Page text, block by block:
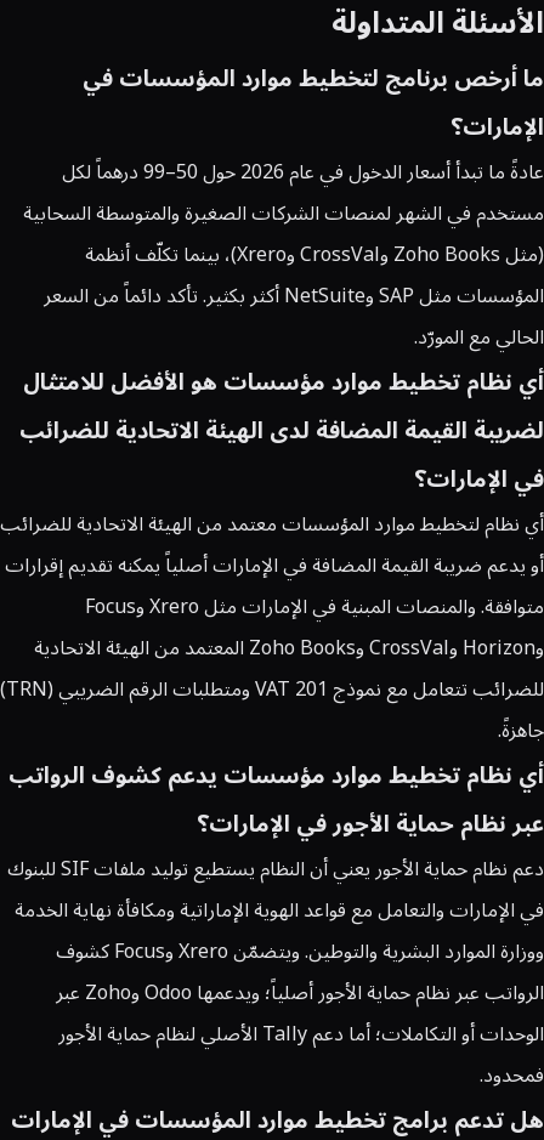
الأسئلة المتداولة
ما أرخص برنامج لتخطيط موارد المؤسسات في
الإمارات؟
عادةً ما تبدأ أسعار الدخول في عام 2026 حول 50–99 درهماً لكل
مستخدم في الشهر لمنصات الشركات الصغيرة والمتوسطة السحابية
(مثل Zoho Books وCrossVal وXrero)، بينما تكلّف أنظمة
المؤسسات مثل SAP وNetSuite أكثر بكثير. تأكد دائماً من السعر
الحالي مع المورّد.
أي نظام تخطيط موارد مؤسسات هو الأفضل للامتثال
لضريبة القيمة المضافة لدى الهيئة الاتحادية للضرائب
في الإمارات؟
أي نظام لتخطيط موارد المؤسسات معتمد من الهيئة الاتحادية للضرائب
أو يدعم ضريبة القيمة المضافة في الإمارات أصلياً يمكنه تقديم إقرارات
متوافقة. والمنصات المبنية في الإمارات مثل Xrero وFocus
وHorizon وCrossVal وZoho Books المعتمد من الهيئة الاتحادية
للضرائب تتعامل مع نموذج VAT 201 ومتطلبات الرقم الضريبي (TRN)
جاهزةً.
أي نظام تخطيط موارد مؤسسات يدعم كشوف الرواتب
عبر نظام حماية الأجور في الإمارات؟
دعم نظام حماية الأجور يعني أن النظام يستطيع توليد ملفات SIF للبنوك
في الإمارات والتعامل مع قواعد الهوية الإماراتية ومكافأة نهاية الخدمة
ووزارة الموارد البشرية والتوطين. ويتضمّن Xrero وFocus كشوف
الرواتب عبر نظام حماية الأجور أصلياً؛ ويدعمها Odoo وZoho عبر
الوحدات أو التكاملات؛ أما دعم Tally الأصلي لنظام حماية الأجور
فمحدود.
هل تدعم برامج تخطيط موارد المؤسسات في الإمارات